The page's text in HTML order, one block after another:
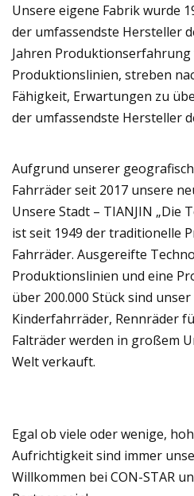
Unsere eigene Fabrik wurde
der umfassendste Hersteller
Jahren
Produktionslinien, streben
Fähigkeit, Erwartungen zu
der umfassendste Hersteller
Aufgrund unserer
Fahrräder seit 2017 unsere
Unsere Stadt – TIANJIN „Die
ist seit 1949 der traditionelle
Fahrräder. Ausgereifte
Produktionslinien und eine
über 200.000 Stück sind
Kinderfahrräder, Rennräder
Falträder werden in großem
Welt verkauft.
Egal ob viele oder wenige,
Aufrichtigkeit sind immer
Willkommen bei CON-STAR